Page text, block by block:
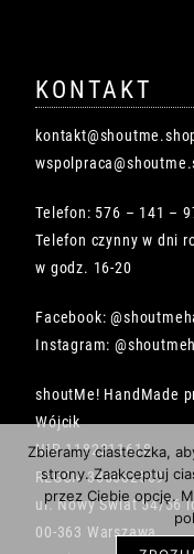
KONTAKT
Telefon: 576 – 141 –
Telefon czynny w dni
w godz. 16-20
Facebook:
Instagram:
shoutMe! HandMade
Wójcik
NIP 1182211618
REGON 386682569
ul. Nowy Świat 54/56
00-363 Warszawa
Zbieramy ciasteczka,
strony. Zaakceptuj
przez Ciebie opcję.